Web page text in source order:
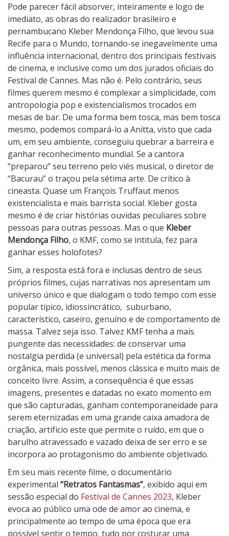
R
e
t
r
a
t
o
s
F
a
n
t
a
s
m
a
s
Pode parecer fácil absorver, inteiramente e logo de
imediato, as obras do realizador brasileiro e
pernambucano Kleber Mendonça Filho, que levou sua
Recife para o Mundo, tornando-se inegavelmente uma
influência internacional, dentro dos principais festivais
de cinema, e inclusive como um dos jurados oficiais do
Festival de Cannes. Mas não é. Pelo contrário, seus
filmes querem mesmo é complexar a simplicidade, com
antropologia pop e existencialismos trocados em
mesas de bar. De uma forma bem tosca, mas bem tosca
mesmo, podemos compará-lo a Anitta, visto que cada
um, em seu ambiente, conseguiu quebrar a barreira e
ganhar reconhecimento mundial. Se a cantora
“preparou” seu terreno pelo viés musical, o diretor de
“Bacurau” o traçou pela sétima arte. De crítico à
cineasta. Quase um François Truffaut menos
existencialista e mais barrista social. Kleber gosta
mesmo é de criar histórias ouvidas peculiares sobre
pessoas para outras pessoas. Mas o que Kleber
Mendonça Filho, o KMF, como se intitula, fez para
ganhar esses holofotes?
Sim, a resposta está fora e inclusas dentro de seus
próprios filmes, cujas narrativas nos apresentam um
universo único e que dialogam o todo tempo com esse
popular típico, idiossincrático, suburbano,
característico, caseiro, genuíno e de comportamento de
massa. Talvez seja isso. Talvez KMF tenha a mais
pungente das necessidades: de conservar uma
nostalgia perdida (e universal) pela estética da forma
orgânica, mais possível, menos clássica e muito mais de
conceito livre. Assim, a consequência é que essas
imagens, presentes e datadas no exato momento em
que são capturadas, ganham contemporaneidade para
serem eternizadas em uma grande caixa amadora de
criação, artifício este que permite o ruído, em que o
barulho atravessado e vazado deixa de ser erro e se
incorpora ao protagonismo do ambiente objetivado.
Em seu mais recente filme, o documentário
experimental “Retratos Fantasmas”, exibido aqui em
sessão especial do Festival de Cannes 2023, Kleber
evoca ao público uma ode de amor ao cinema, e
principalmente ao tempo de uma época que era
possível sentir o tempo, tudo por costurar uma